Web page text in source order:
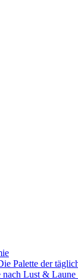
Palette der
nach Lust &